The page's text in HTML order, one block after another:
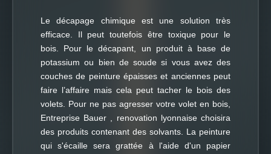
Le décapage chimique est une solution très
efficace. Il peut toutefois être toxique pour le
bois. Pour le décapant, un produit à base de
potassium ou bien de soude si vous avez des
couches de peinture épaisses et anciennes peut
faire l’affaire mais cela peut tacher le bois des
volets. Pour ne pas agresser votre volet en bois,
Entreprise Bauer , renovation lyonnaise choisira
des produits contenant des solvants. La peinture
qui s'écaille sera grattée à l'aide d'un papier